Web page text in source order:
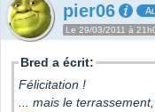
pier06
Le 29/03/2011 à
Bred a écrit:
Félicitation !
... mais le